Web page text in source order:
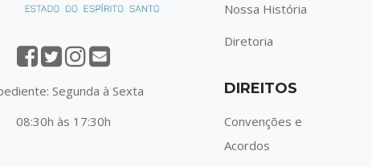
Segunda à Sexta
08:30h às 17:30h
Nossa História
Diretoria
DIREITOS
Convenções e
Acordos